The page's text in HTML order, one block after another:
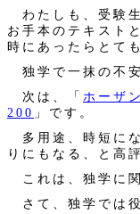
わたしも、受験
お手本のテキスト
時にあったらとて
独学で一抹の不
次は、「 ホーザ
200 」です。
多用途、時短に
りにもなる、と高
これは、独学に
さて、独学では